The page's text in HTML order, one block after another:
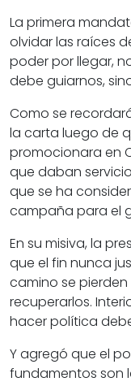
La primera
olvidar las raíces
poder por llegar,
debe guiarnos,
Como se
la carta luego de
promocionara en
que daban
que se ha
campaña para el
En su misiva, la
que el fin nunca
camino se pierden
recuperarlos.
hacer política
Y agregó que el
fundamentos son